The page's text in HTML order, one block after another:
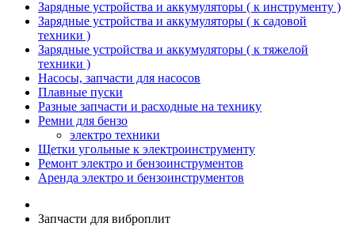
Зарядные устройства и аккумуляторы ( к инструменту )
Зарядные устройства и аккумуляторы ( к садовой
техники )
Зарядные устройства и аккумуляторы ( к тяжелой
техники )
Насосы, запчасти для насосов
Плавные пуски
Разные запчасти и расходные на технику
Ремни для бензо
электро техники
Щетки угольные к электроинструменту
Ремонт электро и бензоинструментов
Аренда электро и бензоинструментов
Запчасти для виброплит